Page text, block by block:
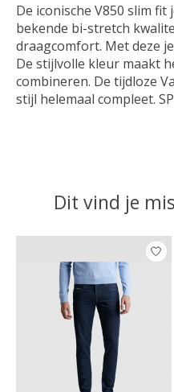
De iconische V850 slim
bekende bi-stretch
draagcomfort. Met deze
De stijlvolle kleur maakt
combineren. De tijdloze
stijl helemaal compleet.
Dit vind je
Items van productcarrousel